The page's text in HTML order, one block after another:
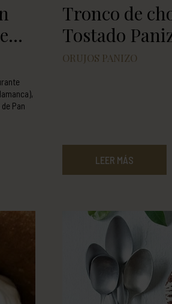
Pan
Tronco de
Tostado
ORUJOS PANIZO
LEER MÁS